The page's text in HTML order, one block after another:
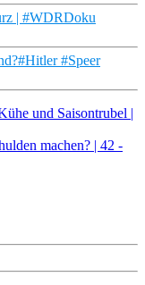
| #WDRDoku
#Speer
und Saisontrubel |
machen? | 42 -